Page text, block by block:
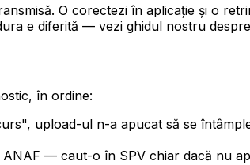
O corectezi în aplicație și o
e diferită — vezi ghidul nostru despre
în ordine:
upload-ul n-a apucat să se
— caut-o în SPV chiar dacă nu